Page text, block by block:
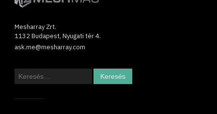
Mesharray Zrt.
1132 Budapest, Nyugati tér 4.
ask.me@mesharray.com
Keresés: